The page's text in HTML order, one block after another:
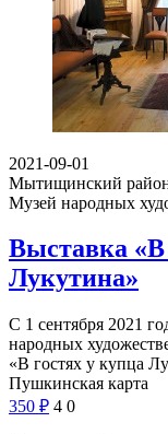
2021-09-01
Мытищинский район
Музей народных
Выставка «В
Лукутина»
С 1 сентября 2021
народных
«В гостях у купца
Пушкинская карта
350 ₽ 4 0